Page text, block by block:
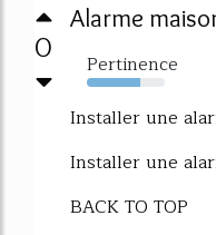
0
Alarme
Pertinence
69%
Installer une
Installer une
BACK TO TOP